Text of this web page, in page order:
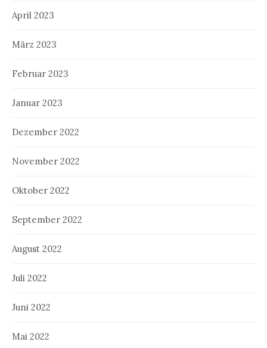
April 2023
März 2023
Februar 2023
Januar 2023
Dezember 2022
November 2022
Oktober 2022
September 2022
August 2022
Juli 2022
Juni 2022
Mai 2022